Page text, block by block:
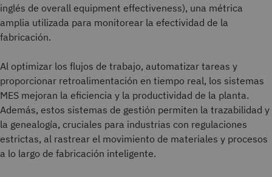
inglés de overall equipment effectiveness), una métrica
amplia utilizada para monitorear la efectividad de la
fabricación.
Al optimizar los flujos de trabajo, automatizar tareas y
proporcionar retroalimentación en tiempo real, los sistemas
MES mejoran la eficiencia y la productividad de la planta.
Además, estos sistemas de gestión permiten la trazabilidad y
la genealogía, cruciales para industrias con regulaciones
estrictas, al rastrear el movimiento de materiales y procesos
a lo largo de fabricación inteligente.